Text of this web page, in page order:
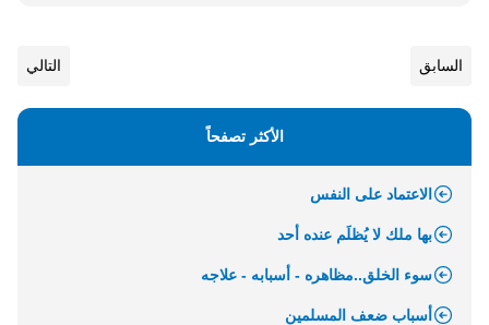
السابق التالي
الأكثر تصفحاً
الاعتماد على النفس
بها ملك لا يُظلَم عنده أحد
سوء الخلق..مظاهره - أسبابه - علاجه
أسباب ضعف المسلمين